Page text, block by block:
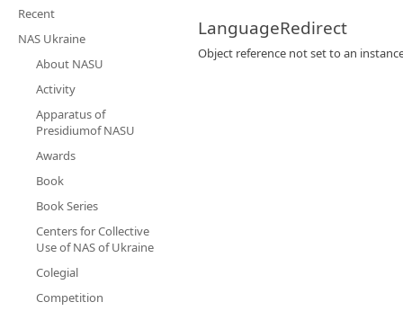
Recent
NAS Ukraine
About NASU
Activity
Apparatus of
Presidiumof NASU
Awards
Book
Book Series
Centers for Collective
Use of NAS of Ukraine
Colegial
Competition
LanguageRedirect
Object reference not set to an